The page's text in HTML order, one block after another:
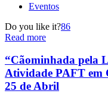
Eventos
Do you like it?86
Read more
“Cãominhada pela
Atividade PAFT em
25 de Abril